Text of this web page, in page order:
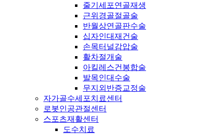
줄기세포연골재생
근위경골절골술
반월상연골판수술
십자인대재건술
손목터널감압술
활차절개술
아킬레스건봉합술
발목인대수술
무지외반증교정술
자가골수세포치료센터
로봇인공관절센터
스포츠재활센터
도수치료